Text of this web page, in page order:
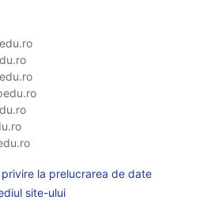
la prelucrarea de date
site-ului